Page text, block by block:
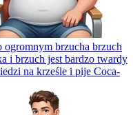
ogromnym brzucha brzuch
i brzuch jest bardzo twardy
na krześle i pije Coca-